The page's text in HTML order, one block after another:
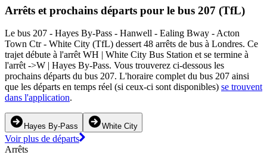
Arrêts et prochains départs pour le bus 207 (TfL)
Le bus 207 - Hayes By-Pass - Hanwell - Ealing Bway - Acton
Town Ctr - White City (TfL) dessert 48 arrêts de bus à Londres. Ce
trajet débute à l'arrêt WH | White City Bus Station et se termine à
l'arrêt ->W | Hayes By-Pass. Vous trouverez ci-dessous les
prochains départs du bus 207. L'horaire complet du bus 207 ainsi
que les départs en temps réel (si ceux-ci sont disponibles) se trouvent
dans l'application.
Hayes By-Pass White City
Voir plus de départs
Arrêts